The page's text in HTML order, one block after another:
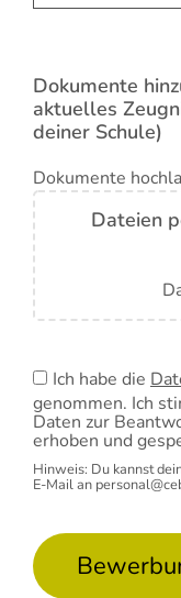
Dokumente
aktuelles
deiner Schule)
Dokumente
Dateien
Ich habe die
genommen. Ich
Daten zur
erhoben und
Hinweis: Du kannst
E-Mail an